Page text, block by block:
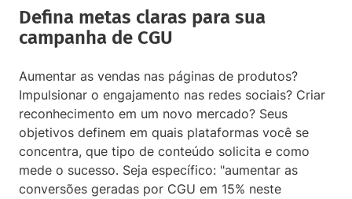
Defina metas claras para sua
campanha de CGU
Aumentar as vendas nas páginas de produtos?
Impulsionar o engajamento nas redes sociais? Criar
reconhecimento em um novo mercado? Seus
objetivos definem em quais plataformas você se
concentra, que tipo de conteúdo solicita e como
mede o sucesso. Seja específico: "aumentar as
conversões geradas por CGU em 15% neste